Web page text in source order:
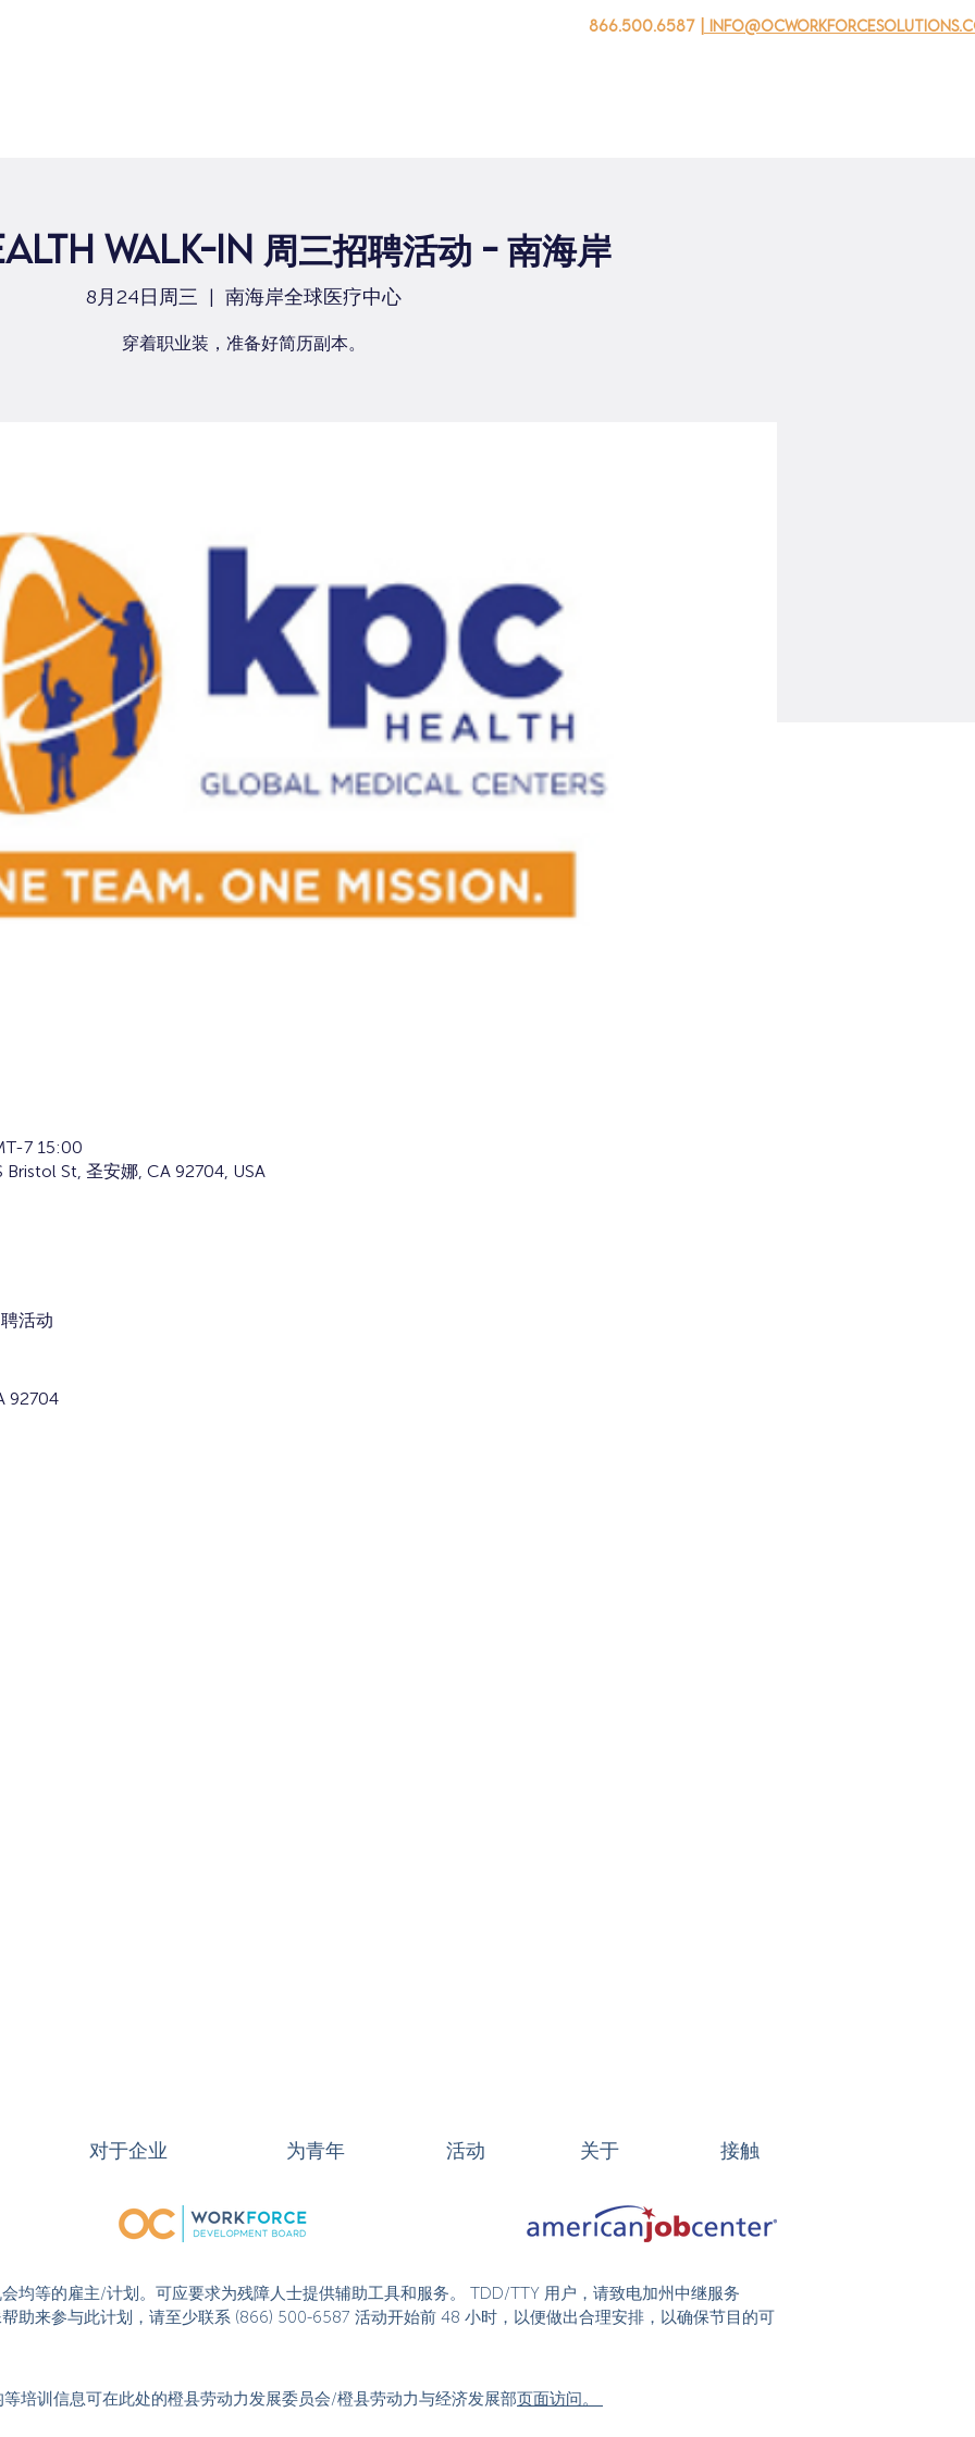
866.500.6587 |
Walk-in 周三招聘活动 - 南海岸
8月24日周三
  |
南海岸全球医疗中心
穿着职业装，准备好简历副本。
7 15:00
St, 圣安娜, CA 92704, USA
活动
92704
对于企业 为青年 活动 关于 接触
均等的雇主/计划。可应要求为残障人士提供辅助工具和服务。 TDD/TTY 用户，请致电加州中继服务
助来参与此计划，请至少联系 (866) 500-6587 活动开始前 48 小时，以便做出合理安排，以确保节目的可
培训信息可在此处的橙县劳动力发展委员会/橙县劳动力与经济发展部页面访问。